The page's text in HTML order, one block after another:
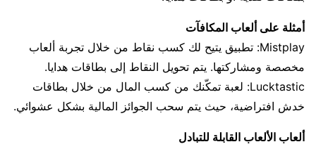
أمثلة على ألعاب المكافآت
Mistplay: تطبيق يتيح لك كسب نقاط من خلال تجربة ألعاب
مخصصة ومشاركتها. يتم تحويل النقاط إلى بطاقات هدايا.
Lucktastic: لعبة تمكّنك من كسب المال من خلال بطاقات
خدش افتراضية، حيث يتم سحب الجوائز المالية بشكل عشوائي.
ألعاب الألعاب القابلة للتبادل